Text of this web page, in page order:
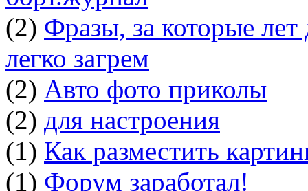
(2) Фразы, за которые
легко загрем
(2) Авто фото приколы
(2) для настроения
(1) Как разместить
(1) Форум заработал!